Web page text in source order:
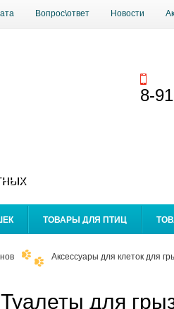
Вопрос\ответ Новости
8-
ТОВАРЫ ДЛЯ ПТИЦ
Аксессуары для клеток для
Туалеты для